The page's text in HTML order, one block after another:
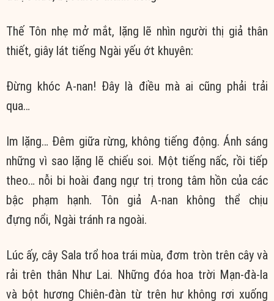
Thế Tôn nhẹ mở mắt, lặng lẽ nhìn người thị giả thân
thiết, giây lát tiếng Ngài yếu ớt khuyên:
Đừng khóc A-nan! Đây là điều mà ai cũng phải trải
qua…
Im lặng… Đêm giữa rừng, không tiếng động. Ánh sáng
những vì sao lặng lẽ chiếu soi. Một tiếng nấc, rồi tiếp
theo… nỗi bi hoài đang ngự trị trong tâm hồn của các
bậc phạm hạnh. Tôn giả A-nan không thể chịu
đựng nổi, Ngài tránh ra ngoài.
Lúc ấy, cây Sala trổ hoa trái mùa, đơm tròn trên cây và
rải trên thân Như Lai. Những đóa hoa trời Mạn-đà-la
và bột hương Chiên-đàn từ trên hư không rơi xuống